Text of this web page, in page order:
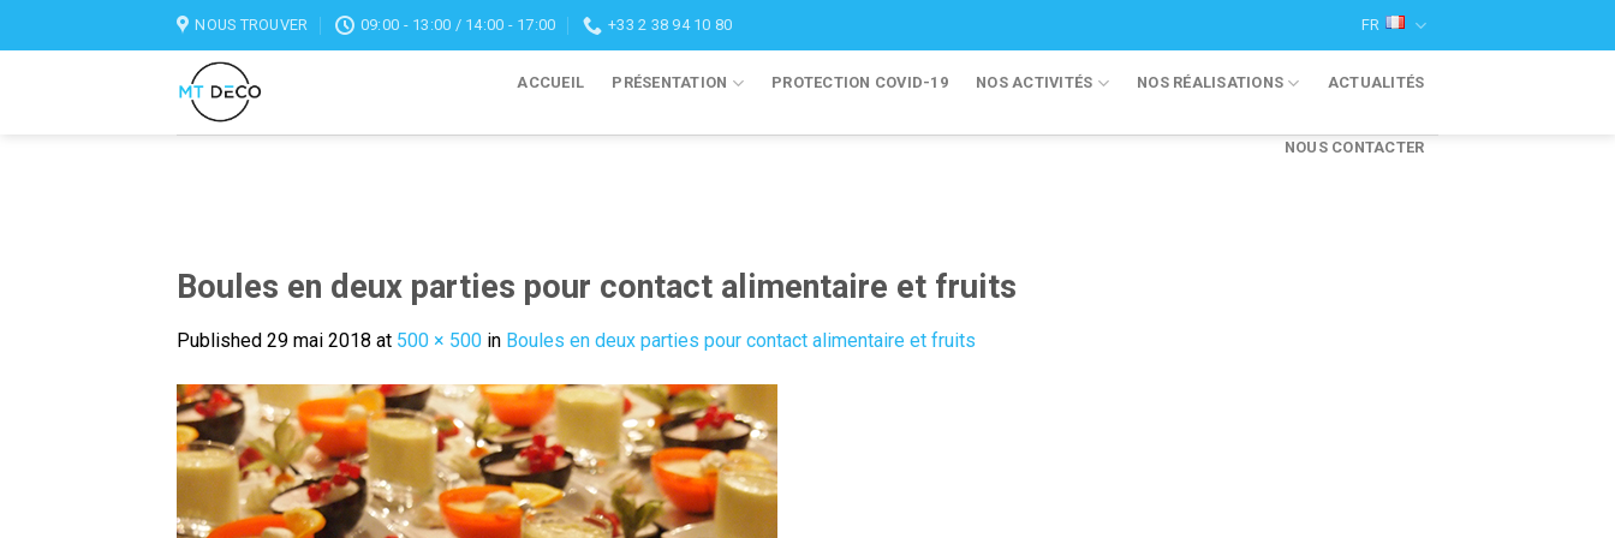
NOUS TROUVER 09:00 - 13:00 / 14:00 - 17:00 +33 2 38 94 10 80 FR
ACCUEIL PRÉSENTATION PROTECTION COVID-19 NOS ACTIVITÉS NOS RÉALISATIONS ACTUALITÉS
NOUS CONTACTER
Boules en deux parties pour contact alimentaire et fruits
Published 29 mai 2018 at 500 × 500 in Boules en deux parties pour contact alimentaire et fruits